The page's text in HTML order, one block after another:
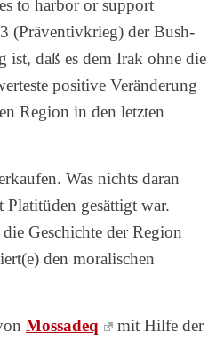
to harbor or support
(Präventivkrieg) der Bush-
ist, daß es dem Irak ohne die
positive Veränderung
Region in den letzten
Was nichts daran
Platitüden gesättigt war.
Geschichte der Region
den moralischen
Mossadeq
mit Hilfe der